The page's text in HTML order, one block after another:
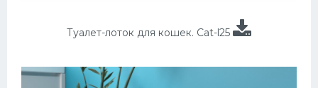
Туалет-лоток для кошек. Cat-l25